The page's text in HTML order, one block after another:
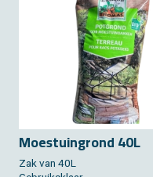
Moes­tuin­grond 40L
Zak van 40L